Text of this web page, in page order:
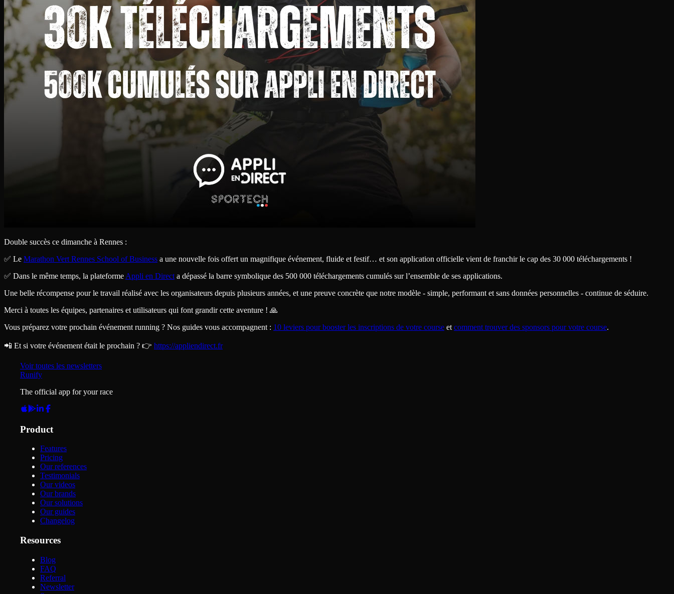
Double succès ce dimanche à Rennes :
✅ Le Marathon Vert Rennes School of Business a une nouvelle fois offert un magnifique événement, fluide et festif… et son application officielle vient de franchir le cap des 30 000 téléchargements !
✅ Dans le même temps, la plateforme Appli en Direct a dépassé la barre symbolique des 500 000 téléchargements cumulés sur l’ensemble de ses applications.
Une belle récompense pour le travail réalisé avec les organisateurs depuis plusieurs années, et une preuve concrète que notre modèle - simple, performant et sans données personnelles - continue de séduire.
Merci à toutes les équipes, partenaires et utilisateurs qui font grandir cette aventure ! 🙏
Vous préparez votre prochain événement running ? Nos guides vous accompagnent : 10 leviers pour booster les inscriptions de votre course et comment trouver des sponsors pour votre course.
📲 Et si votre événement était le prochain ? 👉 https://appliendirect.fr
Voir toutes les newsletters
Runify
The official app for your race
Product
Features
Pricing
Our references
Testimonials
Our videos
Our brands
Our solutions
Our guides
Changelog
Resources
Blog
FAQ
Referral
Newsletter